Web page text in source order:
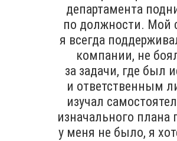
департамента
по должности. Мой
я всегда
компании, не
за задачи, где был
и ответственным
изучал
изначального
у меня не было, я